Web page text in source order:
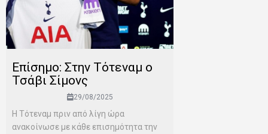
Επίσημο: Στην Τότεναμ ο
Τσάβι Σίμονς
29/08/2025
Η Τότεναμ πριν από λίγη ώρα
ανακοίνωσε με κάθε επισημότητα την